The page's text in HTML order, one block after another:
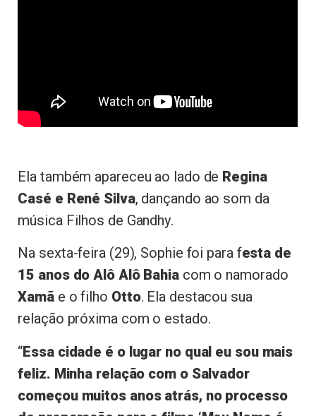
Ela também apareceu ao lado de Regina
Casé e René Silva, dançando ao som da
música Filhos de Gandhy.
Na sexta-feira (29), Sophie foi para festa de
15 anos do Alô Alô Bahiacom o namorado
Xamãe o filho Otto. Ela destacou sua
relação próxima com o estado.
“Essa cidade é o lugar no qual eu sou mais
feliz. Minha relação com o Salvador
começou muitos anos atrás, no processo